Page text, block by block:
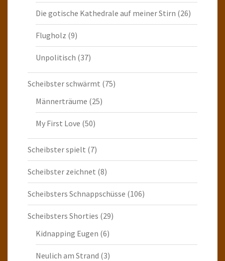
Die gotische Kathedrale auf meiner Stirn (26)
Flugholz (9)
Unpolitisch (37)
Scheibster schwärmt (75)
Männerträume (25)
My First Love (50)
Scheibster spielt (7)
Scheibster zeichnet (8)
Scheibsters Schnappschüsse (106)
Scheibsters Shorties (29)
Kidnapping Eugen (6)
Neulich am Strand (3)